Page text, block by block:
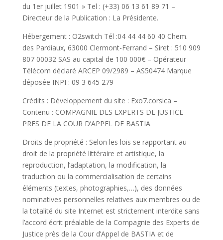
du 1er juillet 1901 » Tel : (+33) 06 13 61 89 71 –
Directeur de la Publication : La Présidente.
Hébergement : O2switch Tél :04 44 44 60 40 Chem.
des Pardiaux, 63000 Clermont-Ferrand – Siret : 510 909
807 00032 SAS au capital de 100 000€ – Opérateur
Télécom déclaré ARCEP 09/2989 – AS50474 Marque
déposée INPI : 09 3 645 279
Crédits : Développement du site : Exo7.corsica –
Contenu : COMPAGNIE DES EXPERTS DE JUSTICE
PRES DE LA COUR D’APPEL DE BASTIA
Droits de propriété : Selon les lois se rapportant au
droit de la propriété littéraire et artistique, la
reproduction, l’adaptation, la modification, la
traduction ou la commercialisation de certains
éléments (textes, photographies,…), des données
nominatives personnelles relatives aux membres ou de
la totalité du site Internet est strictement interdite sans
l’accord écrit préalable de la Compagnie des Experts de
Justice près de la Cour d’Appel de BASTIA et de